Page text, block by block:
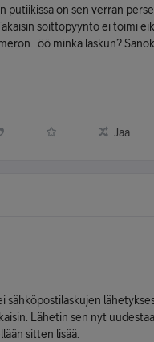
putiikissa on sen verran
soittopyyntö ei toimi
minkä laskun?
Jaa
sähköpostilaskujen
Lähetin sen nyt
sitten lisää.